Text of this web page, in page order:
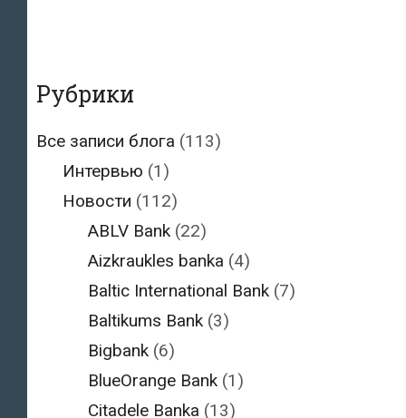
Рубрики
Все записи блога (113)
Интервью (1)
Новости (112)
ABLV Bank (22)
Aizkraukles banka (4)
Baltic International Bank (7)
Baltikums Bank (3)
Bigbank (6)
BlueOrange Bank (1)
Citadele Banka (13)